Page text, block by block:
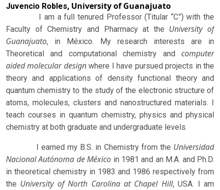
Juvencio Robles, University of Guanajuato
I am a full tenured Professor (Titular “C”) with the
Faculty of Chemistry and Pharmacy at the University of
Guanajuato, in México. My research interests are in
Theoretical and computational chemistry and computer
aided molecular designwhere I have pursued projects in the
theory and applications of density functional theory and
quantum chemistry to the study of the electronic structure of
atoms, molecules, clusters and nanostructured materials. I
teach courses in quantum chemistry, physics and physical
chemistry at both graduate and undergraduate levels.
I earned my B.S. in Chemistry from the Universidad
Nacional Autónoma de México in 1981 and an M.A. and Ph.D.
in theoretical chemistry in 1983 and 1986 respectively from
the University of North Carolina at Chapel Hill, USA. I am